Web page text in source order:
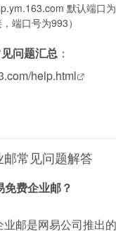
默认端口
端口号为993）
问题汇总 ：
help.html
常见问题解答
费企业邮？
邮是网易公司推出